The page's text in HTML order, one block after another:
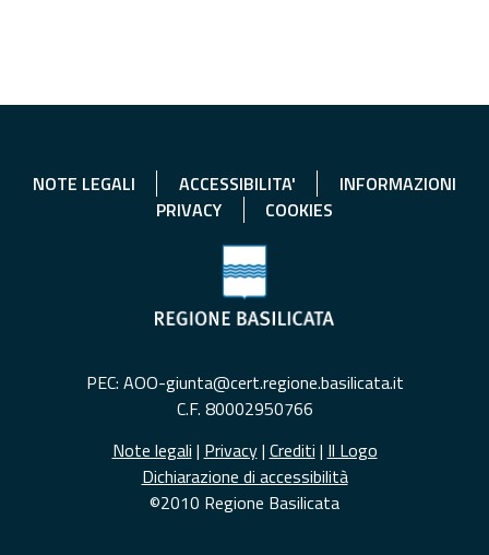
NOTE LEGALI ACCESSIBILITA'
INFORMAZIONI
PRIVACY
COOKIES
PEC: AOO-giunta@cert.regione.basilicata.it
C.F. 80002950766
Note legali | Privacy| Crediti | Il Logo
Dichiarazione di accessibilità
©2010 Regione Basilicata